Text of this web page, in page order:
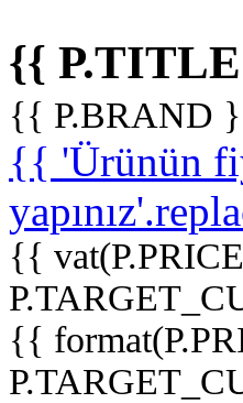
{{
{{ P.BRAND
{{ 'Ürünün
{{
{{